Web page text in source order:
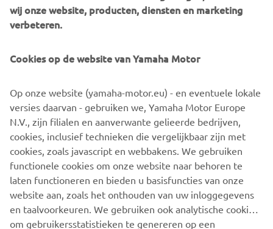
VERDER LEZEN
Maatschappelijk verantwoord ondernemen bevorderen
Ontdek meer
wij onze website, producten, diensten en marketing
verbeteren.
Cookies op de website van Yamaha Motor
Op onze website (yamaha-motor.eu) - en eventuele lokale
versies daarvan - gebruiken we, Yamaha Motor Europe
N.V., zijn filialen en aanverwante gelieerde bedrijven,
cookies, inclusief technieken die vergelijkbaar zijn met
cookies, zoals javascript en webbakens. We gebruiken
functionele cookies om onze website naar behoren te
laten functioneren en bieden u basisfuncties van onze
website aan, zoals het onthouden van uw inloggegevens
en taalvoorkeuren. We gebruiken ook analytische cookies
om gebruikersstatistieken te genereren op een